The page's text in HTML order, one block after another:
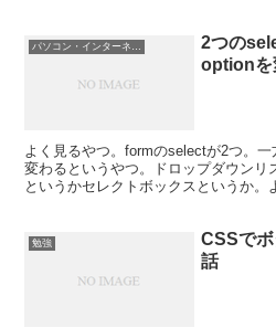
2つの
optionを
よく見るやつ。formのselectが2つ。
変わるというやつ。ドロップダウンリ
というかセレクトボックスというか。
勉強
CSSで
話